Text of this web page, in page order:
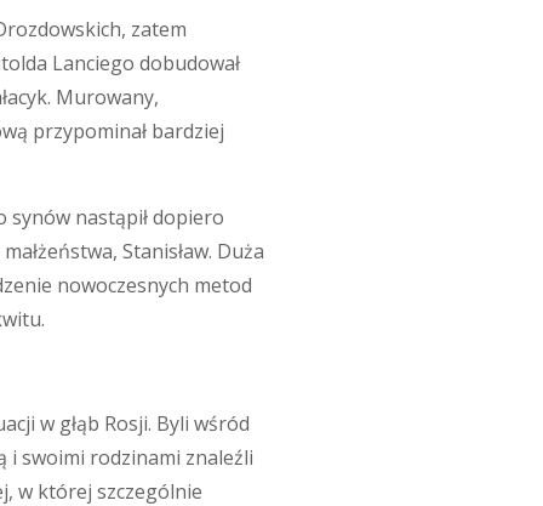
zatem
Lanciego dobudował
Murowany,
przypominał bardziej
synów nastąpił dopiero
Stanisław. Duża
nowoczesnych metod
w głąb Rosji. Byli wśród
i swoimi rodzinami znaleźli
w której szczególnie